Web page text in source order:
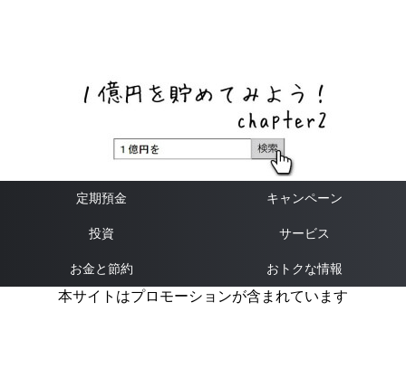
定期預金 キャンペーン
投資 サービス
お金と節約 おトクな情報
本サイトはプロモーションが含まれています